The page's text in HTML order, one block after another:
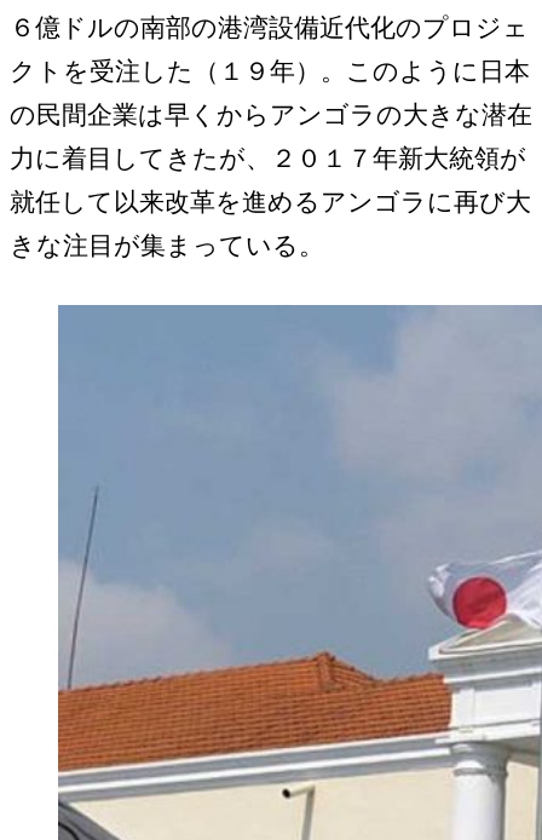
６億ドルの南部の港湾設備近代化のプロジェ
クトを受注した（１９年）。このように日本
の民間企業は早くからアンゴラの大きな潜在
力に着目してきたが、２０１７年新大統領が
就任して以来改革を進めるアンゴラに再び大
きな注目が集まっている。